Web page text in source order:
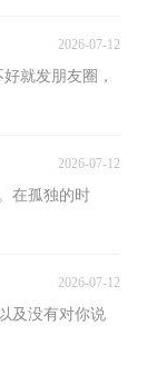
2026-07-12
就发朋友圈，
2026-07-12
在孤独的时
2026-07-12
及没有对你说